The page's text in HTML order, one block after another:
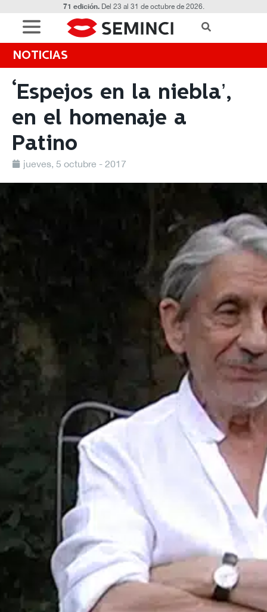
71 edición.Del 23 al 31 de octubre de 2026.
NOTICIAS
‘Espejos en la niebla’,
en el homenaje a
Patino
jueves, 5 octubre - 2017